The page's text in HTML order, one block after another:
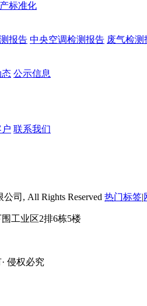
标准化
报告 中央空调检测报告 废气检测
态 公示信息
联系我们
司, All Rights Reserved 热门标签|
工业区2排6栋5楼
侵权必究